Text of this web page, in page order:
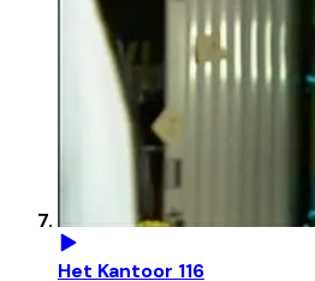
Het Kantoor 116